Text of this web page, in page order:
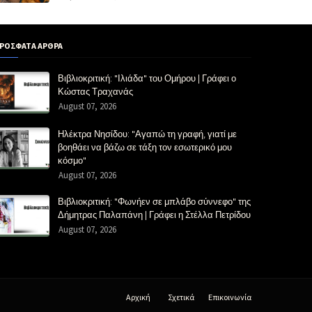
ΑΡΘΡΑ
Βιβλιοκριτική: "Ιλιάδα" του Ομήρου | Γράφει ο
Κώστας Τραχανάς
August 07, 2026
Ηλέκτρα Νησίδου: "Αγαπώ τη γραφή, γιατί με
βοηθάει να βάζω σε τάξη τον εσωτερικό μου
κόσμο"
August 07, 2026
Βιβλιοκριτική: "Φωνήεν σε μπλάβο σύννεφο" της
Δήμητρας Παλαπάνη | Γράφει η Στέλλα Πετρίδου
August 07, 2026
Αρχική Σχετικά Επικοινωνία